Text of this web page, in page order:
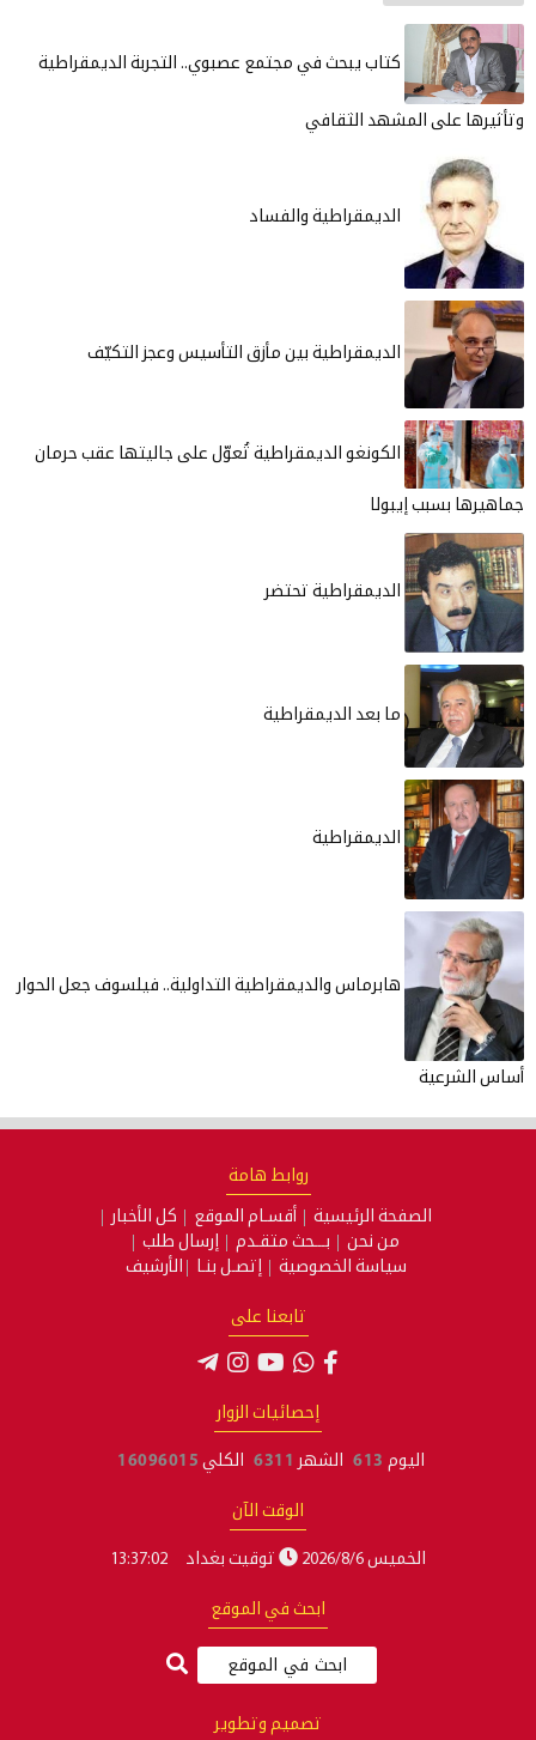
كتاب يبحث في مجتمع عصبوي.. التجربة الديمقراطية
وتأثيرها على المشهد الثقافي
الديمقراطية والفساد
الديمقراطية بين مأزق التأسيس وعجز التكيّف
الكونغو الديمقراطية تُعوّل على جاليتها عقب حرمان
جماهيرها بسبب إيبولا
الديمقراطية تحتضر
ما بعد الديمقراطية
الديمقراطية
هابرماس والديمقراطية التداولية.. فيلسوف جعل الحوار
أساس الشرعية
روابط هامة
الصفحة الرئيسية أقسـام الموقع
كل الأخبار
من نحن
بـــحث متقـدم
إرسال طلب
سياسة الخصوصية
إتصـل بنـا الأرشيف
تابعنا على
إحصائيات الزوار
اليوم 613 الشهر 6311 الكلي 16096015
الوقت الآن
الخميس 2026/8/6 توقيت بغداد 13:37:03
ابحث في الموقع
تصميم وتطوير